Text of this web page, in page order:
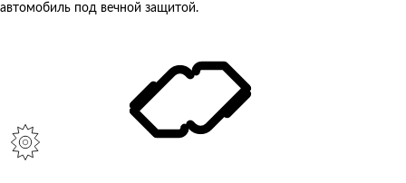
автомобиль под вечной защитой.